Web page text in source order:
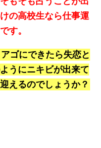
の高校生なら仕事運
す。
ゴにできたら失恋と
うにニキビが出来て
えるのでしょうか？